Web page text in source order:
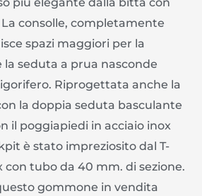
consolle, completamente
spazi maggiori per la
seduta a prua nasconde
Riprogettata anche la
la doppia seduta basculante
il poggiapiedi in acciaio inox
è stato impreziosito dal T-
con tubo da 40 mm. di sezione.
gommone in vendita